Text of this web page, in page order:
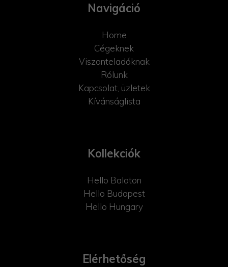
Navigáció
Home
Cégeknek
Viszonteladóknak
Rólunk
Kapcsolat, üzletek
Kívánságlista
Kollekciók
Hello Balaton
Hello Budapest
Hello Hungary
Elérhetőség